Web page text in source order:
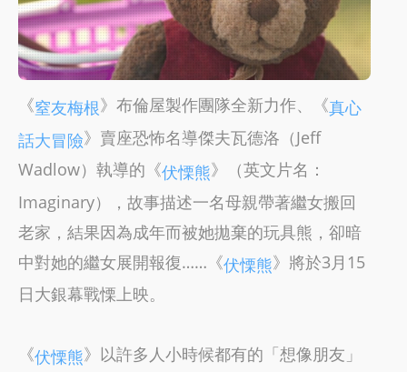
《窒友梅根》布倫屋製作團隊全新力作、《真心
話大冒險》賣座恐怖名導傑夫瓦德洛（Jeff
Wadlow）執導的《伏慄熊》（英文片名：
Imaginary），故事描述一名母親帶著繼女搬回
老家，結果因為成年而被她拋棄的玩具熊，卻暗
中對她的繼女展開報復……《伏慄熊》將於3月15
日大銀幕戰慄上映。
《伏慄熊》以許多人小時候都有的「想像朋友」